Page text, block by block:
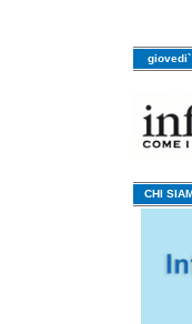
CHI